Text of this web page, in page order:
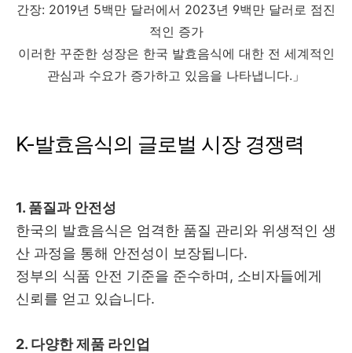
간장: 2019년 5백만 달러에서 2023년 9백만 달러로 점진
적인 증가
이러한 꾸준한 성장은 한국 발효음식에 대한 전 세계적인
관심과 수요가 증가하고 있음을 나타냅니다.」
K-발효음식의 글로벌 시장 경쟁력
1. 품질과 안전성
한국의 발효음식은 엄격한 품질 관리와 위생적인 생
산 과정을 통해 안전성이 보장됩니다.
정부의 식품 안전 기준을 준수하며, 소비자들에게
신뢰를 얻고 있습니다.
2. 다양한 제품 라인업